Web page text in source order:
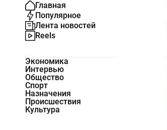
Главная
Популярное
Лента новостей
Reels
Экономика
Интервью
Общество
Спорт
Назначения
Происшествия
Культура